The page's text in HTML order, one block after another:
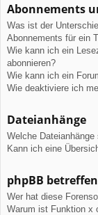
Abonnements
Was ist der
Abonnements für ein
Wie kann ich ein
abonnieren?
Wie kann ich ein
Wie deaktiviere ich
Dateianhänge
Welche
Kann ich eine
phpBB
Wer hat diese
Warum ist Funktion x